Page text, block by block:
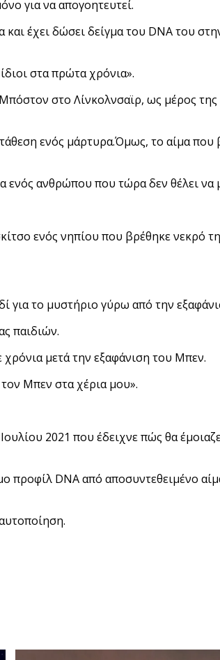
για να απογοητευτεί.
έχει δώσει δείγμα του DNA του
στα πρώτα χρόνια».
στο Λίνκολνσαϊρ, ως μέρος
ενός μάρτυρα.Όμως, το αίμα που
ενός ανθρώπου που τώρα δεν θέλει να
ενός νηπίου που βρέθηκε νεκρό
για το μυστήριο γύρω από την
παιδιών.
χρόνια μετά την εξαφάνιση του Μπεν.
Μπεν στα χέρια μου».
2021 που έδειχνε πώς θα
προφίλ DNA από αποσυντεθειμένο